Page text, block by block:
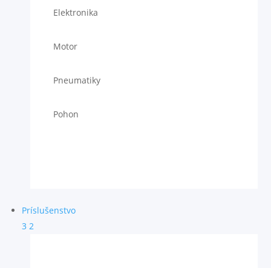
Elektronika
Motor
Pneumatiky
Pohon
Príslušenstvo
3 2